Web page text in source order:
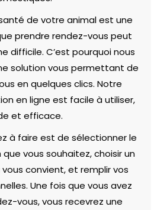
de votre animal est une
prendre rendez-vous peut
difficile. C’est pourquoi nous
solution vous permettant de
en quelques clics. Notre
en ligne est facile à utiliser,
et efficace.
à faire est de sélectionner le
vous souhaitez, choisir un
convient, et remplir vos
Une fois que vous avez
vous, vous recevrez une